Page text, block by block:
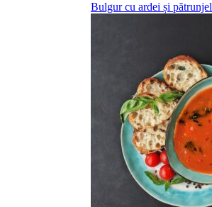
Bulgur cu ardei și pătrunjel